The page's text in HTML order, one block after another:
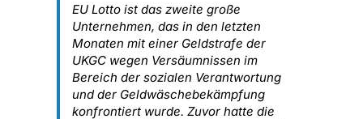
EU Lotto ist das zweite große
Unternehmen, das in den letzten
Monaten mit einer Geldstrafe der
UKGC wegen Versäumnissen im
Bereich der sozialen Verantwortung
und der Geldwäschebekämpfung
konfrontiert wurde. Zuvor hatte die